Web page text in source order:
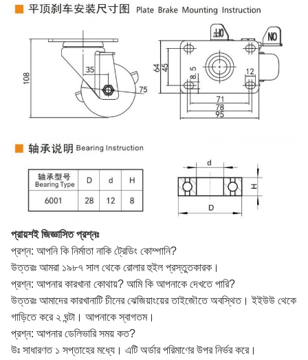
প্রায়শই জিজ্ঞাসিত প্রশ্নঃ
প্রশ্ন: আপনি কি নির্মাতা নাকি ট্রেডিং কোম্পানি?
উত্তরঃ আমরা ১৯৮৭ সাল থেকে রোলার হুইল প্রস্তুতকারক।
প্রশ্ন: আপনার কারখানা কোথায়? আমি কি আপনাকে দেখতে পারি?
উত্তরঃ আমাদের কারখানাটি চীনের ঝেজিয়াংয়ের তাইজৌতে অবস্থিত। ইইউউ থেকে
গাড়িতে করে ২ ঘন্টা। আপনাকে স্বাগতম।
প্রশ্ন: আপনার ডেলিভারি সময় কত?
উঃ সাধারণত ১ সপ্তাহের মধ্যে। এটি অর্ডার পরিমাণের উপর নির্ভর করে।